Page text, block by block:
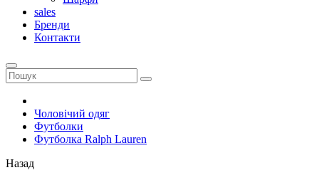
sales
Бренди
Контакти
Чоловічий одяг
Футболки
Футболка Ralph Lauren
Назад